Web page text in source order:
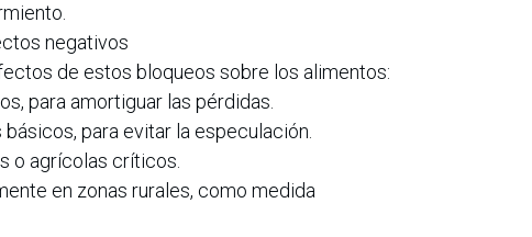
negativos
de estos bloqueos sobre los alimentos:
para amortiguar las pérdidas.
para evitar la especulación.
o agrícolas críticos.
en zonas rurales, como medida